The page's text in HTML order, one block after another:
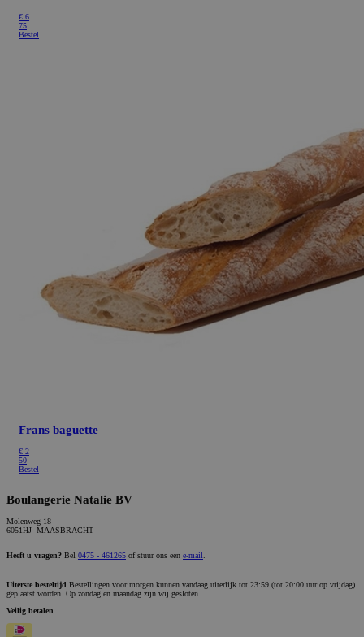
€ 6
75
Bestel
Frans baguette
€ 2
50
Bestel
Boulangerie Natalie BV
Molenweg 18
6051HJ MAASBRACHT
Heeft u vragen? Bel 0475 - 461265 of stuur ons een e-mail.
Uiterste besteltijd Bestellingen voor morgen kunnen vandaag uiterlijk tot 23:59 (tot 20:00 uur op vrijdag)
geplaatst worden. Op zondag en maandag zijn wij gesloten.
Veilig betalen